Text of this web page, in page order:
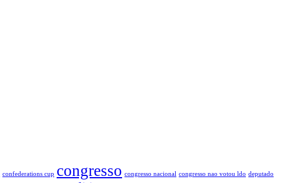
confederations cup congresso congresso nacional congresso nao votou ldo deputado